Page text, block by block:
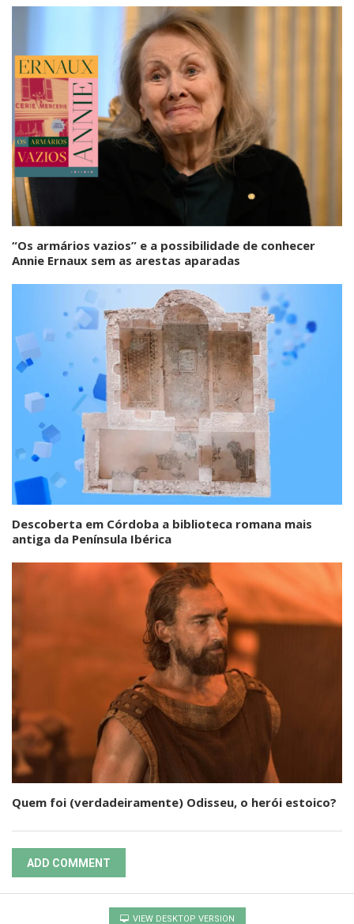
“Os armários vazios” e a possibilidade de conhecer
Annie Ernaux sem as arestas aparadas
Descoberta em Córdoba a biblioteca romana mais
antiga da Península Ibérica
Quem foi (verdadeiramente) Odisseu, o herói estoico?
ADD COMMENT
VIEW DESKTOP VERSION